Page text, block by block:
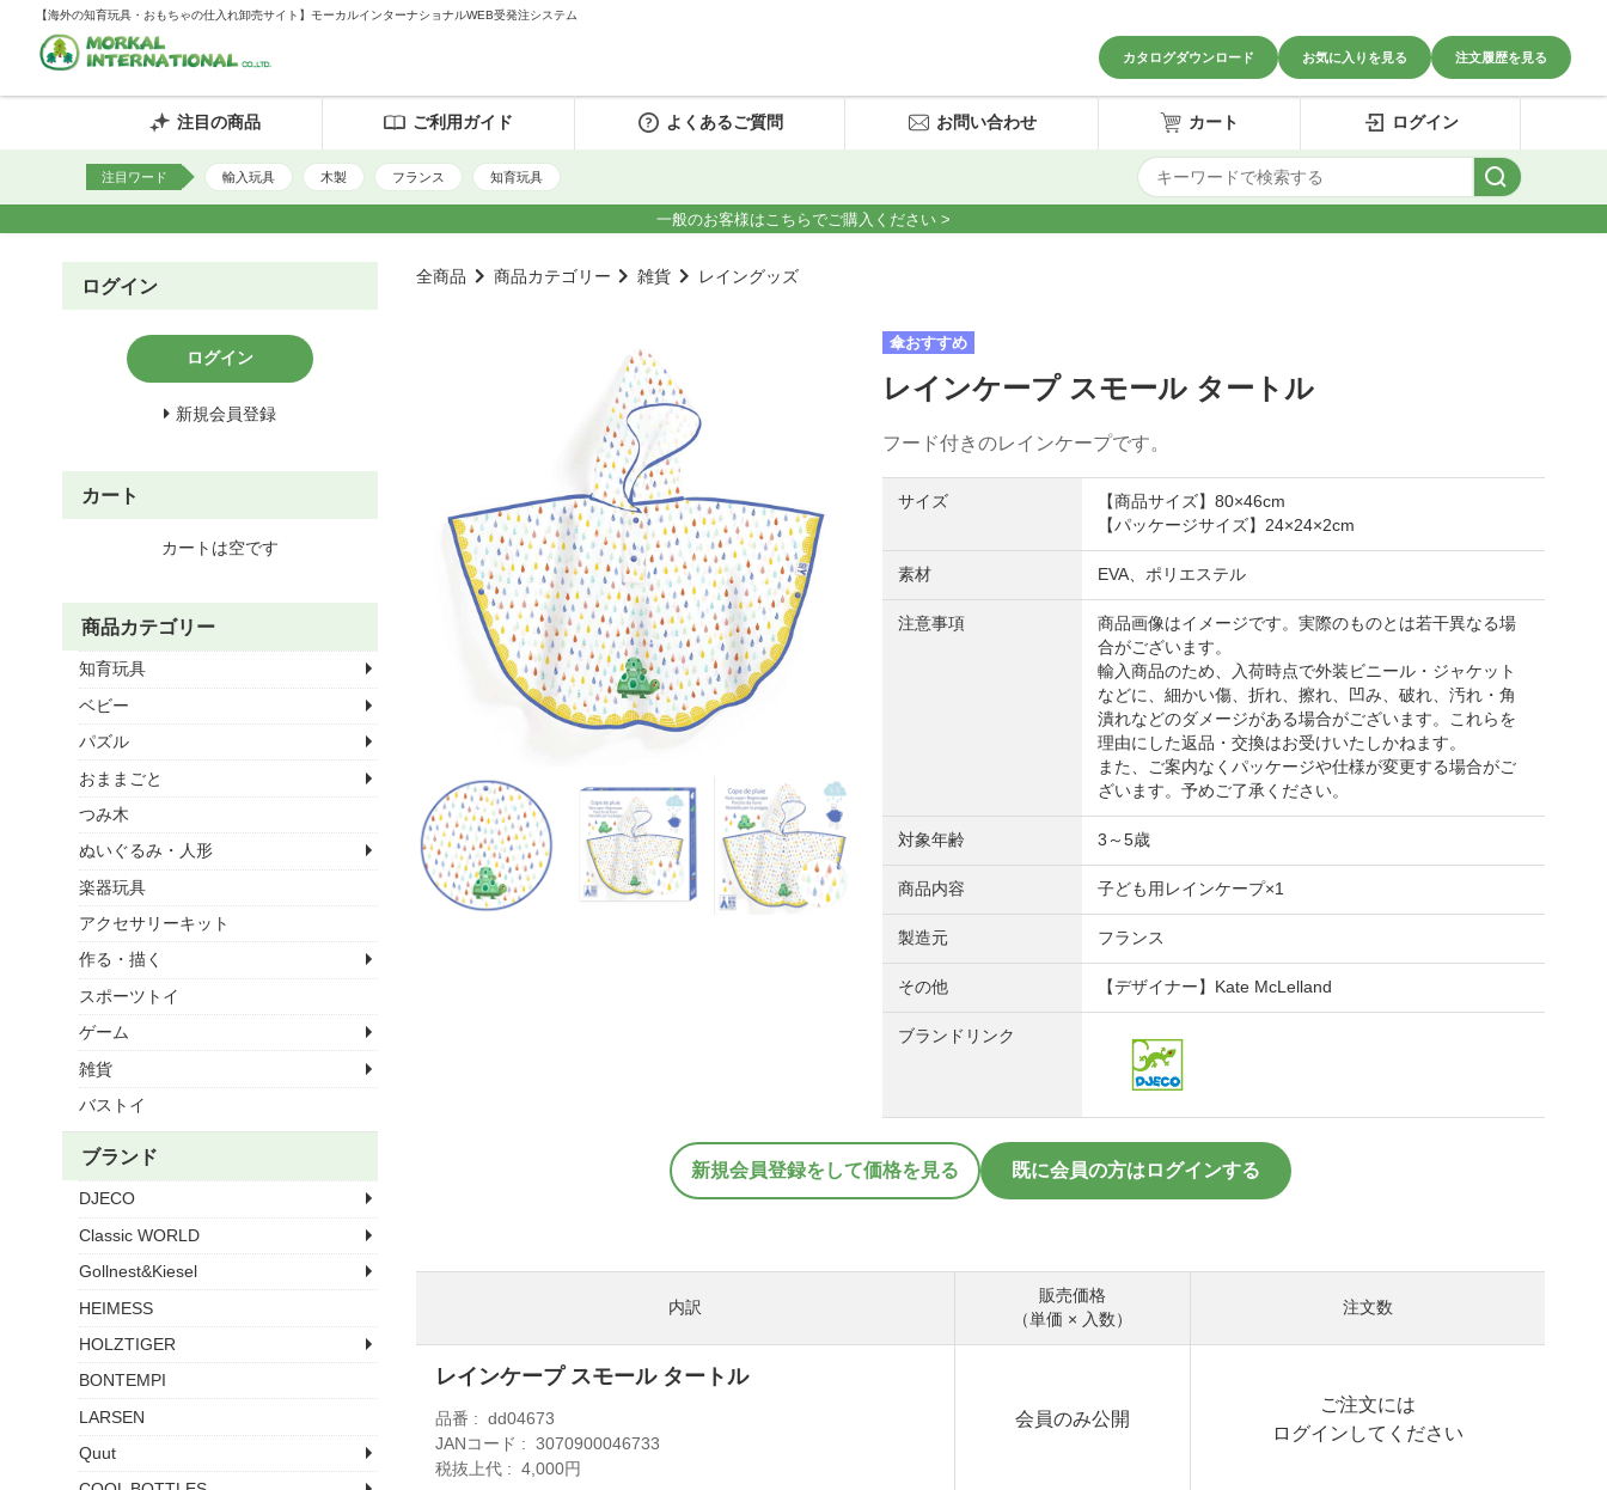
【海外の知育玩具・おもちゃの仕入れ卸売サイト】モーカルインターナショナルWEB受発注システム
カタログダウンロード お気に入りを見る 注文履歴を見る
注目の商品 ご利用ガイド よくあるご質問 お問い合わせ カート ログイン
注目ワード 輸入玩具 木製 フランス 知育玩具
一般のお客様はこちらでご購入ください >
全商品 商品カテゴリー 雑貨 レイングッズ
傘おすすめ
レインケープ スモール タートル
フード付きのレインケープです。
サイズ
【商品サイズ】80×46cm
【パッケージサイズ】24×24×2cm
素材 EVA、ポリエステル
注意事項
商品画像はイメージです。実際のものとは若干異なる場
合がございます。
輸入商品のため、入荷時点で外装ビニール・ジャケット
などに、細かい傷、折れ、擦れ、凹み、破れ、汚れ・角
潰れなどのダメージがある場合がございます。これらを
理由にした返品・交換はお受けいたしかねます。
また、ご案内なくパッケージや仕様が変更する場合がご
ざいます。予めご了承ください。
対象年齢 3～5歳
商品内容 子ども用レインケープ×1
製造元 フランス
その他 【デザイナー】Kate McLelland
ブランドリンク
新規会員登録をして価格を見る 既に会員の方はログインする
内訳
販売価格
（単価 × 入数）
注文数
レインケープ スモール タートル
品番
dd04673
JANコード
3070900046733
税抜上代
4,000円
会員のみ公開
ご注文には
ログイン してください
ログイン
ログイン
新規会員登録
カート
カートは空です
商品カテゴリー
知育玩具
ベビー
パズル
おままごと
つみ木
ぬいぐるみ・人形
楽器玩具
アクセサリーキット
作る・描く
スポーツトイ
ゲーム
雑貨
バストイ
ブランド
DJECO
Classic WORLD
Gollnest&Kiesel
HEIMESS
HOLZTIGER
BONTEMPI
LARSEN
Quut